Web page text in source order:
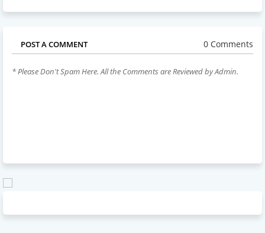
POST A COMMENT 0 Comments
* Please Don't Spam Here. All the Comments are Reviewed by Admin.